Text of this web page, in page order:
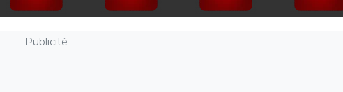
Publicité